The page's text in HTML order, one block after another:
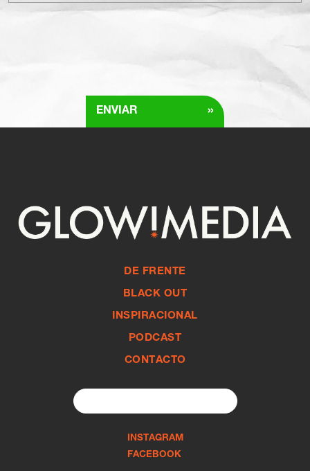
ENVIAR »
DE FRENTE
BLACK OUT
INSPIRACIONAL
PODCAST
CONTACTO
for:
INSTAGRAM
FACEBOOK